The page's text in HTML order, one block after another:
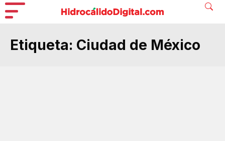
Etiqueta: Ciudad de México